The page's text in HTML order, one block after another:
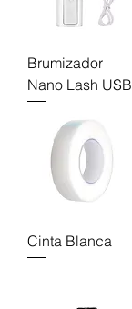
Brumizador
Nano Lash USB
Cinta Blanca